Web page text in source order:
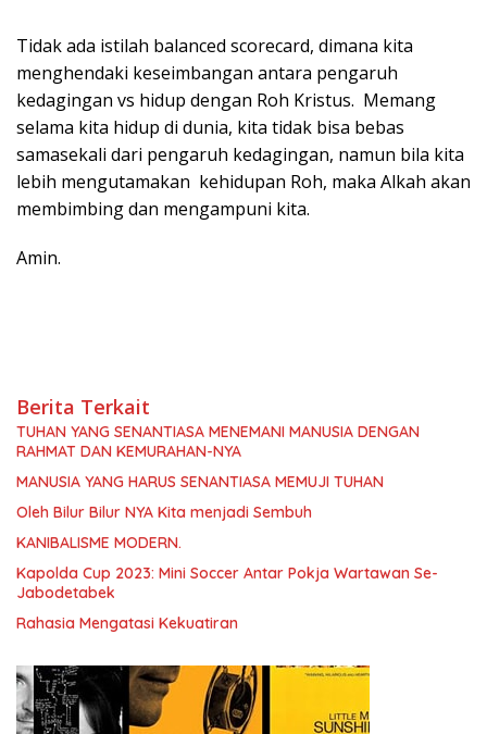
Tidak ada istilah balanced scorecard, dimana kita
menghendaki keseimbangan antara pengaruh
kedagingan vs hidup dengan Roh Kristus. Memang
selama kita hidup di dunia, kita tidak bisa bebas
samasekali dari pengaruh kedagingan, namun bila kita
lebih mengutamakan kehidupan Roh, maka Alkah akan
membimbing dan mengampuni kita.
Amin.
Berita Terkait
TUHAN YANG SENANTIASA MENEMANI MANUSIA DENGAN
RAHMAT DAN KEMURAHAN-NYA
MANUSIA YANG HARUS SENANTIASA MEMUJI TUHAN
Oleh Bilur Bilur NYA Kita menjadi Sembuh
KANIBALISME MODERN.
Kapolda Cup 2023: Mini Soccer Antar Pokja Wartawan Se-
Jabodetabek
Rahasia Mengatasi Kekuatiran